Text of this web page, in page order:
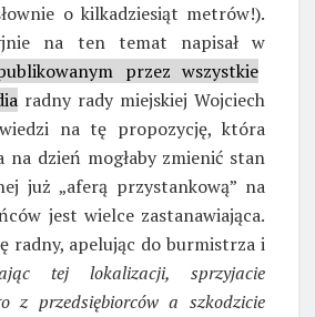
o kilkadziesiąt metrów!).
na ten temat napisał w
przez wszystkie
radny rady miejskiej Wojciech
na tę propozycję, która
na dzień mogłaby zmienić stan
już „aferą przystankową” na
jest wielce zastanawiająca.
radny, apelując do burmistrza i
tej lokalizacji, sprzyjacie
z przedsiębiorców a szkodzicie